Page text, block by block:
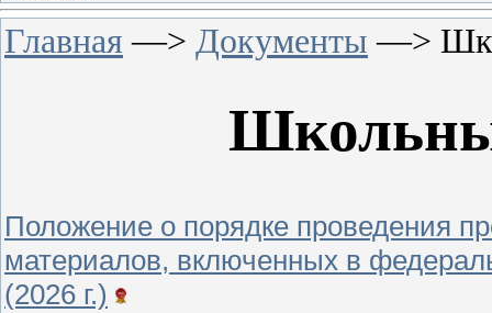
Главная —> Документы —>
Положение о порядке проведения
материалов, включенных в
(2026 г.)